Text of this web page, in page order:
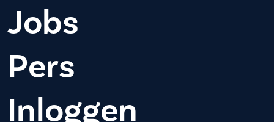
Jobs
Pers
Inloggen